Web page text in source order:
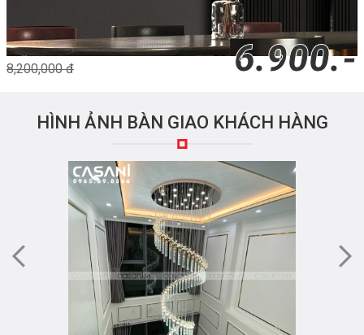
8,200,000 đ 6.900.-
HÌNH ẢNH BÀN GIAO KHÁCH HÀNG